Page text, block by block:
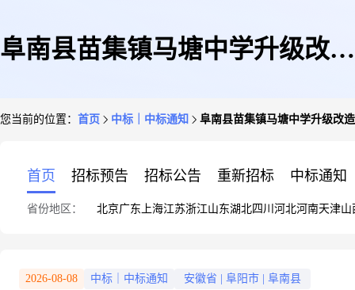
阜南县苗集镇马塘中学升级改造
您当前的位置： 首页 中标｜中标通知 阜南县苗集镇马塘中学升级改
首页 招标预告 招标公告 重新招标 中标通知
省份地区： 北京广东 上海江苏浙江山东湖北四川 河北河南天津山
2026-08-08 中标｜中标通知 安徽省 阜阳市 阜南县